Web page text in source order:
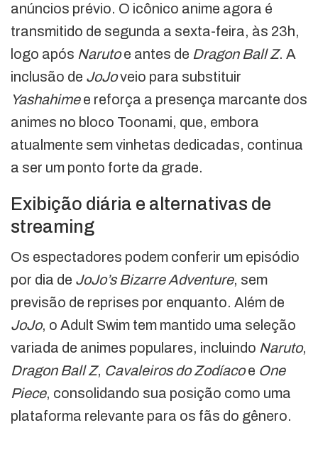
anúncios prévio. O icônico anime agora é
transmitido de segunda a sexta-feira, às 23h,
logo após Narutoe antes de Dragon Ball Z. A
inclusão de JoJoveio para substituir
Yashahimee reforça a presença marcante dos
animes no bloco Toonami, que, embora
atualmente sem vinhetas dedicadas, continua
a ser um ponto forte da grade.
Exibição diária e alternativas de
streaming
Os espectadores podem conferir um episódio
por dia de JoJo’s Bizarre Adventure, sem
previsão de reprises por enquanto. Além de
JoJo, o Adult Swim tem mantido uma seleção
variada de animes populares, incluindo Naruto,
Dragon Ball Z, Cavaleiros do Zodíacoe One
Piece, consolidando sua posição como uma
plataforma relevante para os fãs do gênero.